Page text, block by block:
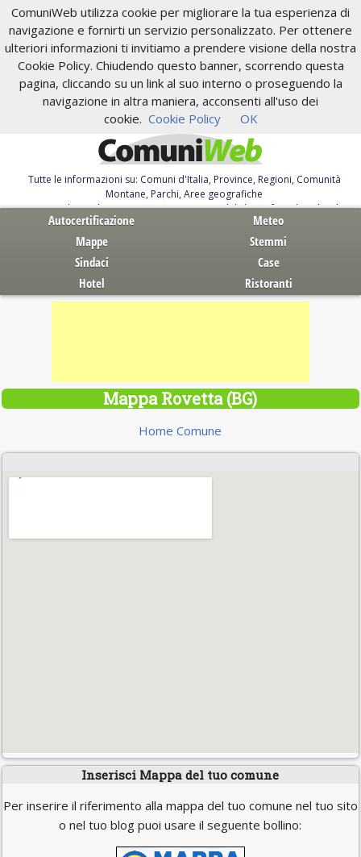
ComuniWeb utilizza cookie per migliorare la tua esperienza di
navigazione e fornirti un servizio personalizzato. Per ottenere
ulteriori informazioni ti invitiamo a prendere visione della nostra
Cookie Policy. Chiudendo questo banner, scorrendo questa
pagina, cliccando su un link al suo interno o proseguendo la
navigazione in altra maniera, acconsenti all'uso dei
cookie. Cookie Policy OK
Tutte le informazioni su: Comuni d'Italia, Province, Regioni, Comunità
Montane, Parchi, Aree geografiche
Servizi al Cittadino. Autocertificazione, moduli, leggi, free download
Autocertificazione
Meteo
Mappe
Stemmi
Sindaci
Case
Hotel
Ristoranti
Mappa Rovetta (BG)
Home Comune
Inserisci Mappa del tuo comune
Per inserire il riferimento alla mappa del tuo comune nel tuo sito
o nel tuo blog puoi usare il seguente bollino: